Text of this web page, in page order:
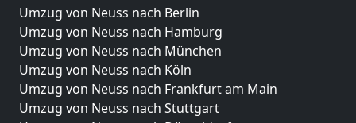
Umzug von Neuss nach Berlin
Umzug von Neuss nach Hamburg
Umzug von Neuss nach München
Umzug von Neuss nach Köln
Umzug von Neuss nach Frankfurt am Main
Umzug von Neuss nach Stuttgart